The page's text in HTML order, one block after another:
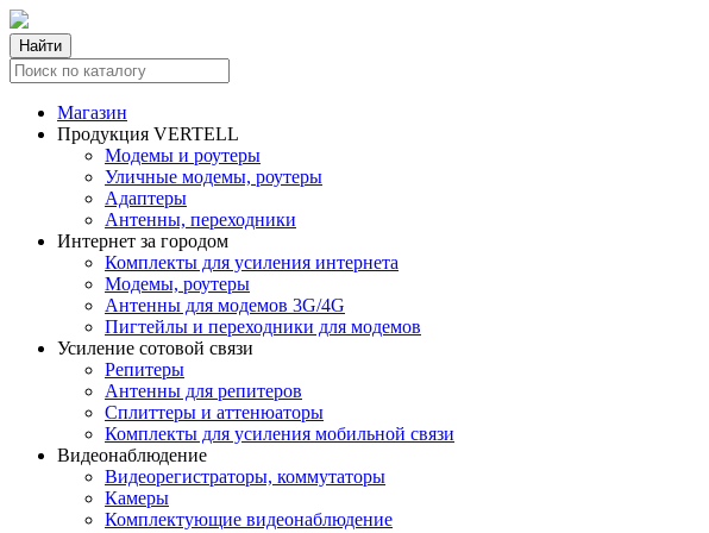
Найти
Магазин
Продукция VERTELL
Модемы и роутеры
Уличные модемы, роутеры
Адаптеры
Антенны, переходники
Интернет за городом
Комплекты для усиления интернета
Модемы, роутеры
Антенны для модемов 3G/4G
Пигтейлы и переходники для модемов
Усиление сотовой связи
Репитеры
Антенны для репитеров
Сплиттеры и аттенюаторы
Комплекты для усиления мобильной связи
Видеонаблюдение
Видеорегистраторы, коммутаторы
Камеры
Комплектующие видеонаблюдение